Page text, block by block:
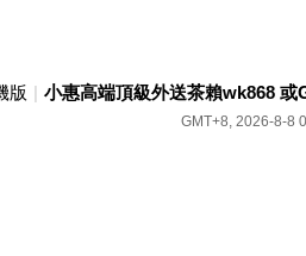
版 | 小惠高端頂級外送茶賴wk868
GMT+8, 2026-8-8